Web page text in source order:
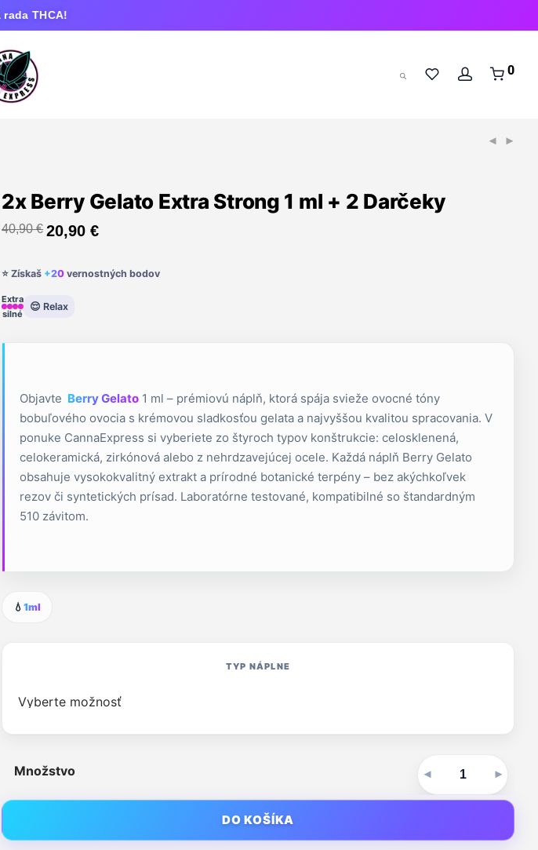
0
2x Berry Gelato Extra Strong 1 ml + 2 Darčeky
40,90€ 20,90 €
⭐ Získaš +20 vernostných bodov
Extra
silné
😌 Relax
Objavte Berry Gelato 1 ml – prémiovú náplň, ktorá spája svieže ovocné tóny
bobuľového ovocia s krémovou sladkosťou gelata a najvyššou kvalitou spracovania. V
ponuke CannaExpress si vyberiete zo štyroch typov konštrukcie: celosklenená,
celokeramická, zirkónová alebo z nehrdzavejúcej ocele. Každá náplň Berry Gelato
obsahuje vysokokvalitný extrakt a prírodné botanické terpény – bez akýchkoľvek
rezov či syntetických prísad. Laboratórne testované, kompatibilné so štandardným
510 závitom.
💧 1ml
TYP NÁPLNE
Množstvo
DO KOŠÍKA